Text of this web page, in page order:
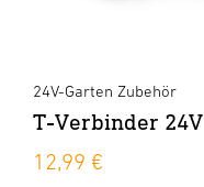
24V-Garten Zubehör
T-Verbinder 24V
12,99 €